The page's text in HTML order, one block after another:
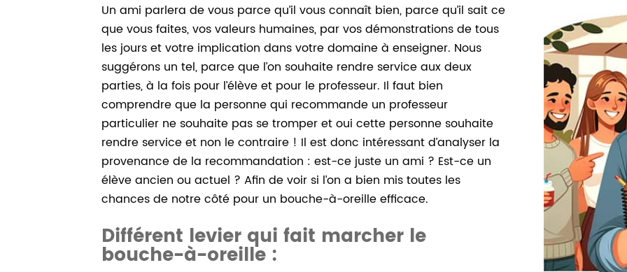
Un ami parlera de vous parce qu’il vous connaît bien, parce qu’il sait ce
que vous faites, vos valeurs humaines, par vos démonstrations de tous
les jours et votre implication dans votre domaine à enseigner. Nous
suggérons un tel, parce que l’on souhaite rendre service aux deux
parties, à la fois pour l’élève et pour le professeur. Il faut bien
comprendre que la personne qui recommande un professeur
particulier ne souhaite pas se tromper et oui cette personne souhaite
rendre service et non le contraire ! Il est donc intéressant d’analyser la
provenance de la recommandation : est-ce juste un ami ? Est-ce un
élève ancien ou actuel ? Afin de voir si l’on a bien mis toutes les
chances de notre côté pour un bouche-à-oreille efficace.
Différent levier qui fait marcher le
bouche-à-oreille :